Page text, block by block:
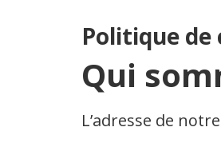
Politique
Qui
L’adresse de